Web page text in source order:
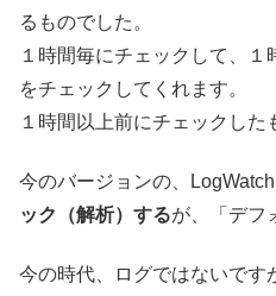
るものでした。
１時間毎にチェックして、
をチェックしてくれます。
１時間以上前にチェックした
今のバージョンの、LogWatch
ック（解析）するが、「デフ
今の時代、ログではないです